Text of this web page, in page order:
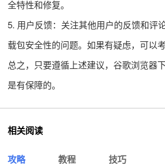
全特性和修复。
5. 用户反馈：关注其他用户的反馈和评
载包安全性的问题。如果有疑虑，可以
总之，只要遵循上述建议，谷歌浏览器
是有保障的。
相关阅读
攻略 教程 技巧